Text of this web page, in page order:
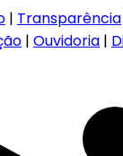
| Transparência
| Ouvidoria |